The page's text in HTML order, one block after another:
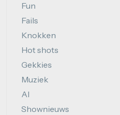
Fun
Fails
Knokken
Hot shots
Gekkies
Muziek
AI
Shownieuws